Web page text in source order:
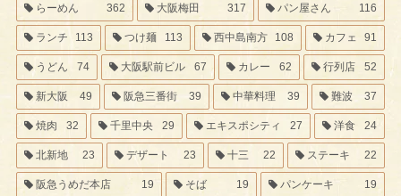
らーめん 362 大阪梅田 317 パン屋さん 116
ランチ 113 つけ麺 113 西中島南方 108 カフェ 91
うどん 74 大阪駅前ビル 67 カレー 62 行列店 52
新大阪 49 阪急三番街 39 中華料理 39 難波 37
焼肉 32 千里中央 29 エキスポシティ 27 洋食 24
北新地 23 デザート 23 十三 22 ステーキ 22
阪急うめだ本店 19 そば 19 パンケーキ 19